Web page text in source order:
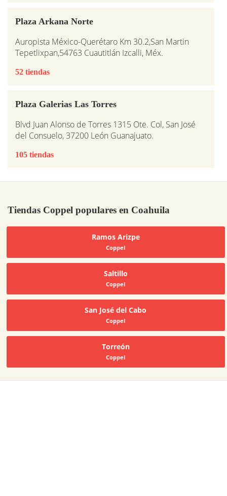
Plaza Arkana Norte
Auropista México-Querétaro Km 30.2,San Martin
Tepetlixpan,54763 Cuautitlán Izcalli, Méx.
52 tiendas
Plaza Galerias Las Torres
Blvd Juan Alonso de Torres 1315 Ote. Col, San José
del Consuelo, 37200 León Guanajuato.
105 tiendas
Tiendas Coppel populares en Coahuila
Ramos Arizpe
Coppel
Saltillo
Coppel
San José del Cabo
Coppel
Torreón
Coppel